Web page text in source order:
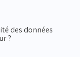
des données
?